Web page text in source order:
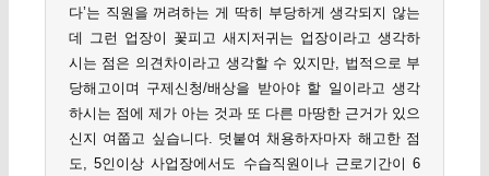
다’는 직원을 꺼려하는 게 딱히 부당하게 생각되지 않는
데 그런 업장이 꽃피고 새지저귀는 업장이라고 생각하
시는 점은 의견차이라고 생각할 수 있지만, 법적으로 부
당해고이며 구제신청/배상을 받아야 할 일이라고 생각
하시는 점에 제가 아는 것과 또 다른 마땅한 근거가 있으
신지 여쭙고 싶습니다. 덧붙여 채용하자마자 해고한 점
도, 5인이상 사업장에서도 수습직원이나 근로기간이 6